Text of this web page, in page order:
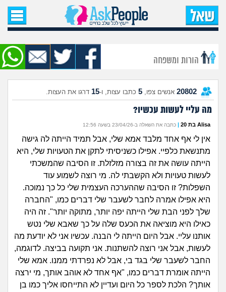
עמוד הבית
שאל שאלה
שאלות חדשות
שאלות שעוררו עניין
עצות חדשות
מה קורה כאן?
מתחם הטיפים
מדורים
זוגיות
היריון ולידה
הורות ומשפחה
חיפוש שאלות
הרשמה | התחברות
הורות ומשפחה
20802 אנשים צפו, 5 כתבו עצות, ו-15 דרגו את העצות.
מה עליי לעשות עכשיו?
Alisa בת 20 | כתבה את השאלה ב-23/04/26 בשעה 12:56
אין לי אף אחד מלבד אמא שלי, אבל תמיד הייתה לה גישה
מתנשאת כלפיי. אפילו כשניסיתי לתקן את הטעויות שלי, היא
הייתה עושה את זה בצורה מזלזלת. זו הסיבה שהמשכתי
לעשות טעויות ולא הקשבתי לה. מי רוצה לשמוע עוד
השפלות? זו הסיבה שההערכה העצמית שלי כל כך נמוכה.
היא אפילו אמרה לחבר לשעבר שלי דברים כמו, "החברה
שלך לפני הבת שלי הייתה יפה יותר, מתוקה יותר". זה היה
כאילו היא מוציאה את הכעס שלה על כך שאבא שלי נטש
אותנו עליי. אבל היום הייתה לי הבנה. עכשיו אני לא יודעת מה
לעשות, אבל אני רוצה להשתנות. אני תקועה בביצה. לדוגמה,
החבר לשעבר שלי בגד בי, אבל לא נפרדתי ממנו. אמא שלי
הייתה אומרת דברים כמו, "אף אחד לא אוהב אותך, מי ירצה
אותך? הלכת לספר כל היום ועדיין לא התייחסו אליך כמו בן